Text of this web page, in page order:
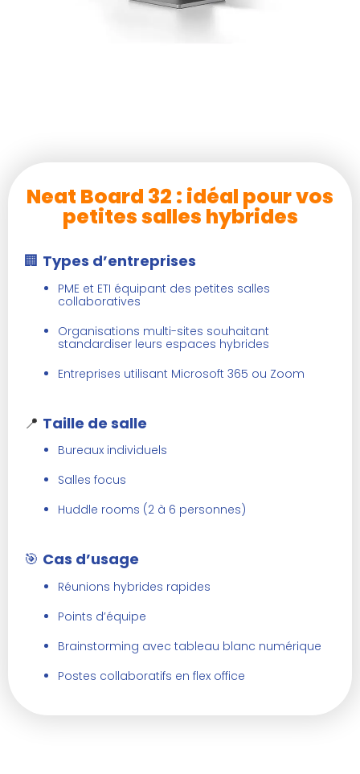
Neat Board 32 : idéal pour vos
petites salles hybrides
🏢 Types d’entreprises
PME et ETI équipant des petites salles
collaboratives
Organisations multi-sites souhaitant
standardiser leurs espaces hybrides
Entreprises utilisant Microsoft 365 ou Zoom
📍 Taille de salle
Bureaux individuels
Salles focus
Huddle rooms (2 à 6 personnes)
🎯 Cas d’usage
Réunions hybrides rapides
Points d’équipe
Brainstorming avec tableau blanc numérique
Postes collaboratifs en flex office